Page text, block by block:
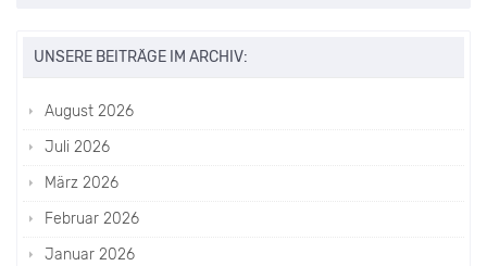
UNSERE BEITRÄGE IM ARCHIV:
August 2026
Juli 2026
März 2026
Februar 2026
Januar 2026